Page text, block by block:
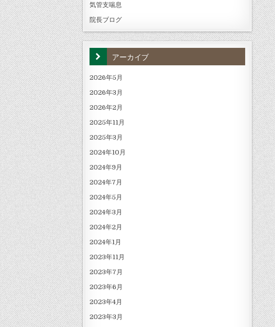
気管支喘息
院長ブログ
アーカイブ
2026年5月
2026年3月
2026年2月
2025年11月
2025年3月
2024年10月
2024年9月
2024年7月
2024年5月
2024年3月
2024年2月
2024年1月
2023年11月
2023年7月
2023年6月
2023年4月
2023年3月